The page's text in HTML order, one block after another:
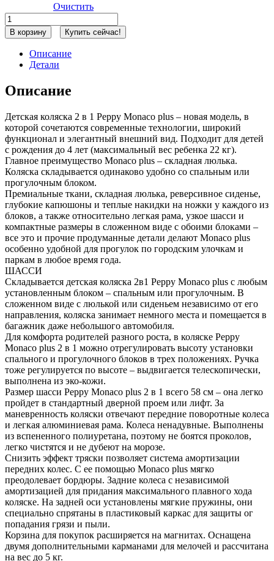
Очистить
Количество
товара
Детская
коляска
Peppy
Monaco
Plus
2
1
Burgundy
(винный),
рама
коричневая
В корзину Купить сейчас!
Описание
Детали
Описание
Детская коляска 2 в 1 Peppy Monaco plus – новая модель, в
которой сочетаются современные технологии, широкий
функционал и элегантный внешний вид. Подходит для детей
с рождения до 4 лет (максимальный вес ребенка 22 кг).
Главное преимущество Monaco plus – складная люлька.
Коляска складывается одинаково удобно со спальным или
прогулочным блоком.
Премиальные ткани, складная люлька, реверсивное сиденье,
глубокие капюшоны и теплые накидки на ножки у каждого из
блоков, а также относительно легкая рама, узкое шасси и
компактные размеры в сложенном виде с обоими блоками –
все это и прочие продуманные детали делают Monaco plus
особенно удобной для прогулок по городским улочкам и
паркам в любое время года.
ШАССИ
Складывается детская коляска 2в1 Peppy Monaco plus с любым
установленным блоком – спальным или прогулочным. В
сложенном виде с люлькой или сиденьем независимо от его
направления, коляска занимает немного места и помещается в
багажник даже небольшого автомобиля.
Для комфорта родителей разного роста, в коляске Peppy
Monaco plus 2 в 1 можно отрегулировать высоту установки
спального и прогулочного блоков в трех положениях. Ручка
тоже регулируется по высоте – выдвигается телескопически,
выполнена из эко-кожи.
Размер шасси Peppy Monaco plus 2 в 1 всего 58 см – она легко
пройдет в стандартный дверной проем или лифт. За
маневренность коляски отвечают передние поворотные колеса
и легкая алюминиевая рама. Колеса ненадувные. Выполнены
из вспененного полиуретана, поэтому не боятся проколов,
легко чистятся и не дубеют на морозе.
Снизить эффект тряски позволяет система амортизации
передних колес. С ее помощью Monaco plus мягко
преодолевает бордюры. Задние колеса с независимой
амортизацией для придания максимального плавного хода
коляске. На задней оси установлены мягкие пружины, они
специально спрятаны в пластиковый каркас для защиты ог
попадания грязи и пыли.
Корзина для покупок расширяется на магнитах. Оснащена
двумя дополнительными карманами для мелочей и рассчитана
на вес до 5 кг.